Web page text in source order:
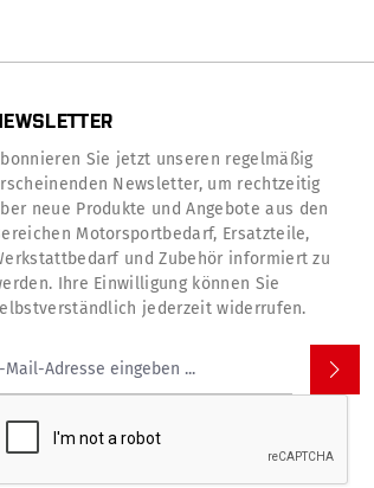
Sie jetzt unseren regelmäßig
Newsletter, um rechtzeitig
neue Produkte und Angebote aus den
Motorsportbedarf, Ersatzteile,
und Zubehör informiert zu
Ihre Einwilligung können Sie
jederzeit widerrufen.